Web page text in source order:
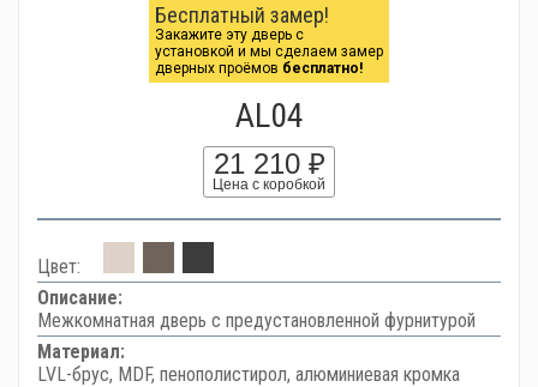
Бесплатный замер!
Закажите эту дверь с
установкой и мы сделаем замер
дверных проёмов бесплатно!
AL04
21 210 ₽
Цена с коробкой
Цвет:
Описание:
Межкомнатная дверь с предустановленной фурнитурой
Материал:
LVL-брус, MDF, пенополистирол, алюминиевая кромка